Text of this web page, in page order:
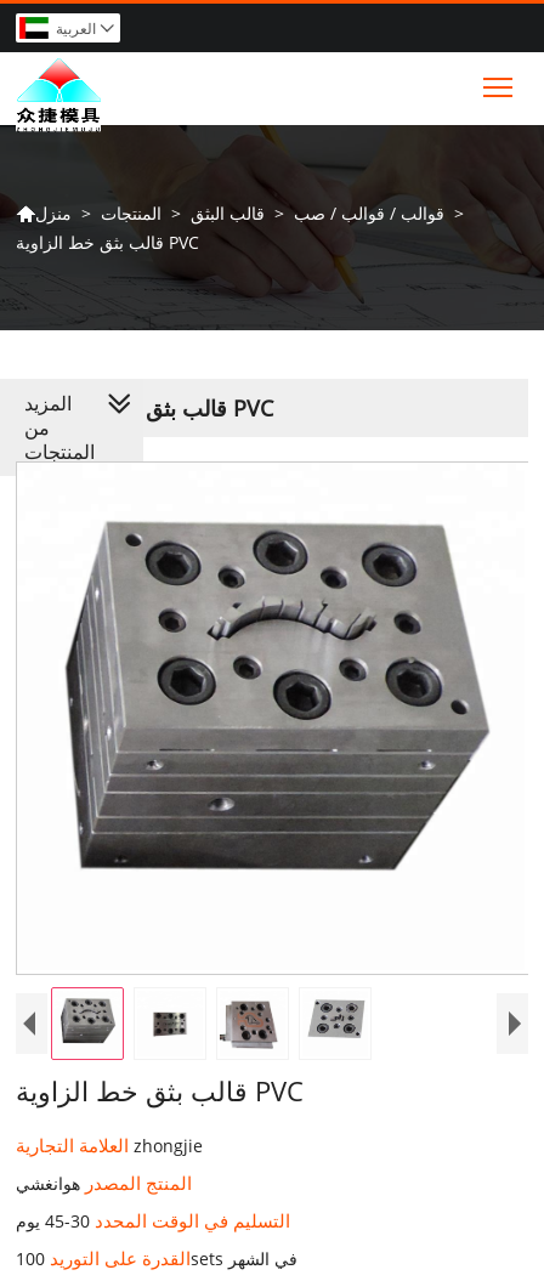
العربية 
منزل > المنتجات > قالب البثق > قوالب / قوالب / صب >
قالب بثق خط الزاوية PVC
قالب بثق خط الزاوية PVC
قالب بثق خط الزاوية PVC
العلامة التجاريةzhongjie
المنتج المصدر هوانغشي
التسليم في الوقت المحدد 30-45 يوم
القدرة على التوريد 100sets في الشهر
المزيد
من
المنتجات